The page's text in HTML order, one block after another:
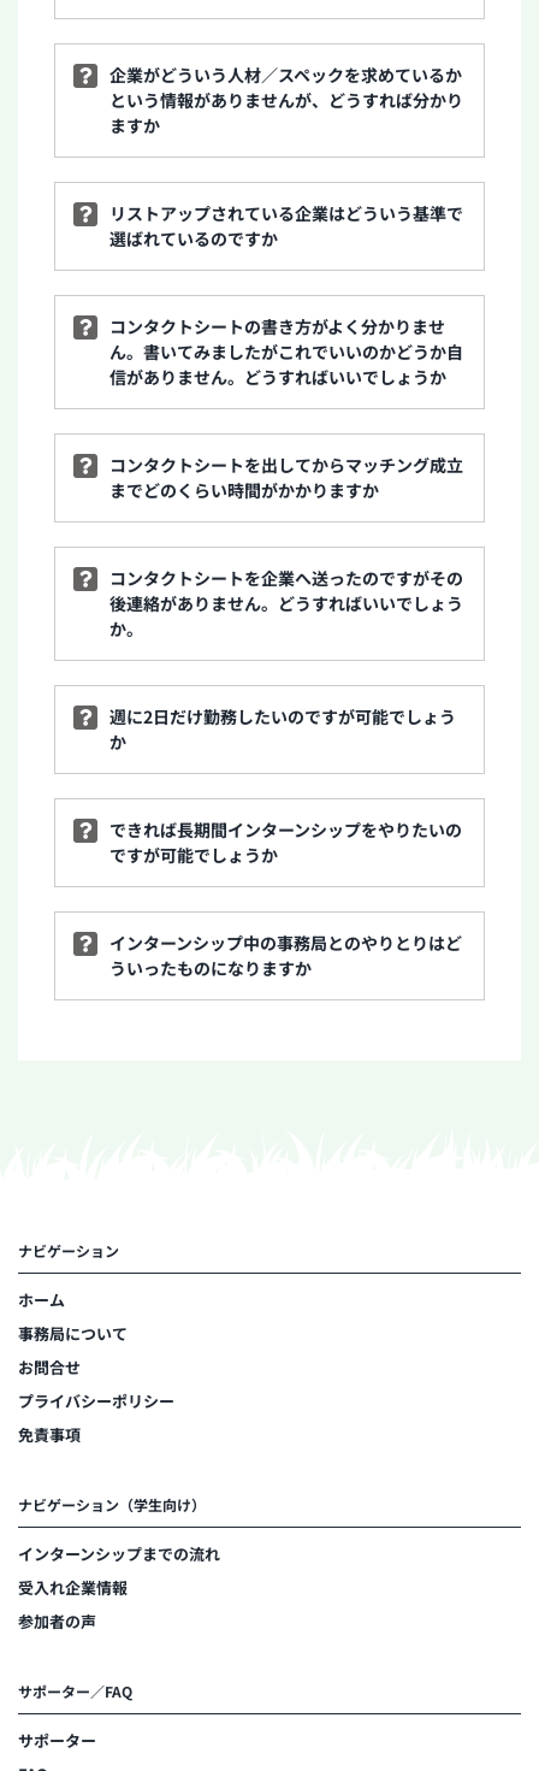
企業がどういう人材／スペックを求めているか
という情報がありませんが、どうすれば分かり
ますか
リストアップされている企業はどういう基準で
選ばれているのですか
コンタクトシートの書き方がよく分かりませ
ん。書いてみましたがこれでいいのかどうか自
信がありません。どうすればいいでしょうか
コンタクトシートを出してからマッチング成立
までどのくらい時間がかかりますか
コンタクトシートを企業へ送ったのですがその
後連絡がありません。どうすればいいでしょう
か。
週に2日だけ勤務したいのですが可能でしょう
か
できれば長期間インターンシップをやりたいの
ですが可能でしょうか
インターンシップ中の事務局とのやりとりはど
ういったものになりますか
ナビゲーション
ホーム
事務局について
お問合せ
プライバシーポリシー
免責事項
ナビゲーション（学生向け）
インターンシップまでの流れ
受入れ企業情報
参加者の声
サポーター／FAQ
サポーター